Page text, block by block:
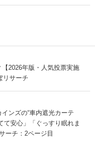
2026年版・人気投票実施
リサーチ
ンズの“車内遮光カーテ
安心」「ぐっすり眠れま
ーチ：2ページ目